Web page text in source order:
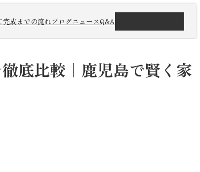
完成までの流れブログニュースQ&A
底比較｜鹿児島で賢く家